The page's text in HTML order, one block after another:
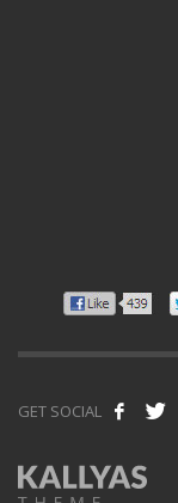
GET SOCIAL